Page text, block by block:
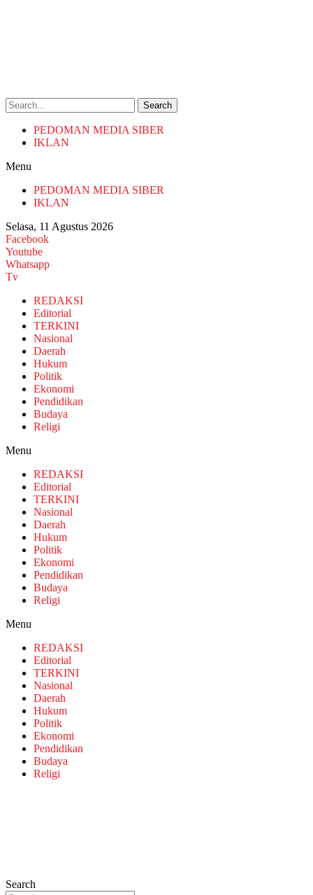
Search
PEDOMAN MEDIA SIBER
IKLAN
Menu
PEDOMAN MEDIA SIBER
IKLAN
Selasa, 11 Agustus 2026
Facebook
Youtube
Whatsapp
Tv
REDAKSI
Editorial
TERKINI
Nasional
Daerah
Hukum
Politik
Ekonomi
Pendidikan
Budaya
Religi
Menu
REDAKSI
Editorial
TERKINI
Nasional
Daerah
Hukum
Politik
Ekonomi
Pendidikan
Budaya
Religi
Menu
REDAKSI
Editorial
TERKINI
Nasional
Daerah
Hukum
Politik
Ekonomi
Pendidikan
Budaya
Religi
Search